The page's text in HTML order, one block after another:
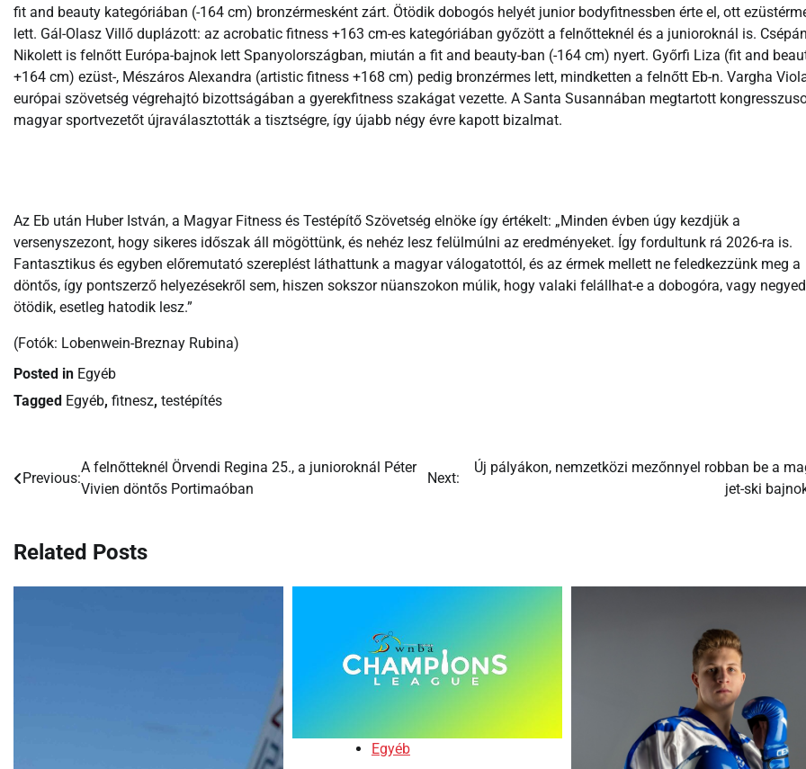
fit and beauty kategóriában (-164 cm) bronzérmesként zárt. Ötödik dobogós helyét junior bodyfitnessben érte el, ott
lett. Gál-Olasz Villő duplázott: az acrobatic fitness +163 cm-es kategóriában győzött a felnőtteknél és a junioroknál is.
Nikolett is felnőtt Európa-bajnok lett Spanyolországban, miután a fit and beauty-ban (-164 cm) nyert. Győrfi Liza (fit and
+164 cm) ezüst-, Mészáros Alexandra (artistic fitness +168 cm) pedig bronzérmes lett, mindketten a felnőtt Eb-n. Vargha
európai szövetség végrehajtó bizottságában a gyerekfitness szakágat vezette. A Santa Susannában megtartott
magyar sportvezetőt újraválasztották a tisztségre, így újabb négy évre kapott bizalmat.
Az Eb után Huber István, a Magyar Fitness és Testépítő Szövetség elnöke így értékelt: „Minden évben úgy kezdjük a
versenyszezont, hogy sikeres időszak áll mögöttünk, és nehéz lesz felülmúlni az eredményeket. Így fordultunk rá 2026-ra is.
Fantasztikus és egyben előremutató szereplést láthattunk a magyar válogatottól, és az érmek mellett ne feledkezzünk meg a
döntős, így pontszerző helyezésekről sem, hiszen sokszor nüanszokon múlik, hogy valaki felállhat-e a dobogóra, vagy
ötödik, esetleg hatodik lesz.”
(Fotók: Lobenwein-Breznay Rubina)
Posted in Egyéb
Tagged Egyéb, fitnesz, testépítés
Bejegyzés
Previous:
A felnőtteknél Örvendi Regina 25., a junioroknál Péter
Vivien döntős Portimaóban
Next:
Új pályákon, nemzetközi mezőnnyel robban be a
jet-ski
Related Posts
Egyéb